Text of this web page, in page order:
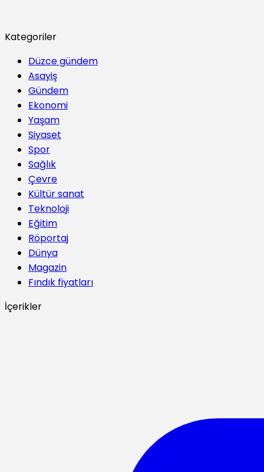
Kategoriler
Düzce gündem
Asayiş
Gündem
Ekonomi
Yaşam
Siyaset
Spor
Sağlık
Çevre
Kültür sanat
Teknoloji
Eğitim
Röportaj
Dünya
Magazin
Fındık fiyatları
İçerikler